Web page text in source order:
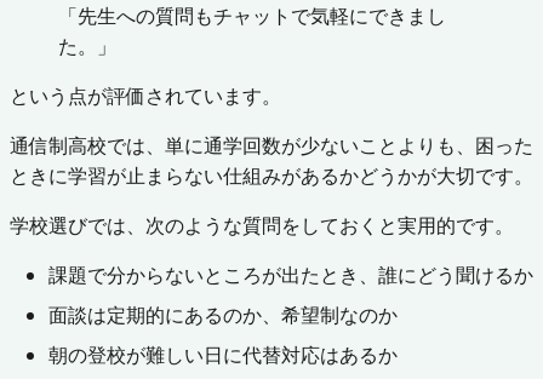
「先生への質問もチャットで気軽にできまし
た。」
という点が評価されています。
通信制高校では、単に通学回数が少ないことよりも、困った
ときに学習が止まらない仕組みがあるかどうかが大切です。
学校選びでは、次のような質問をしておくと実用的です。
課題で分からないところが出たとき、誰にどう聞けるか
面談は定期的にあるのか、希望制なのか
朝の登校が難しい日に代替対応はあるか